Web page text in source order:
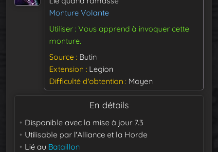
Monture Volante
Utiliser : Vous apprend à invoquer cette
monture.
Source Butin
Extension
Legion
Difficulté d'obtention
Moyen
En détails
Disponible avec la mise à jour 7.3
Utilisable par l'Alliance et la Horde
Lié au Bataillon